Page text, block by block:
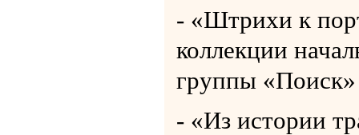
- «Штрихи к
коллекции
группы «Поиск»
- «Из истории